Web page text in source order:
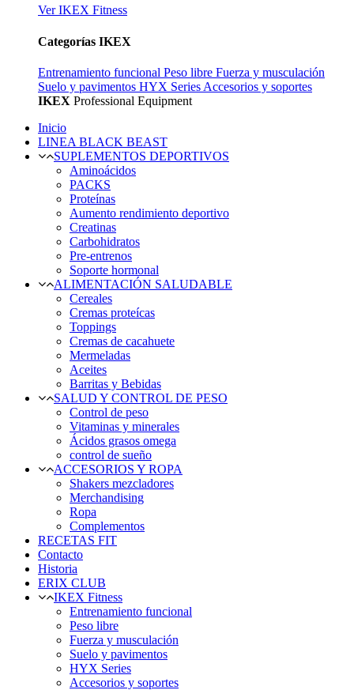
Ver IKEX Fitness
Categorías IKEX
Entrenamiento funcional Peso libre Fuerza y musculación
Suelo y pavimentos HYX Series Accesorios y soportes
IKEX Professional Equipment
Inicio
LINEA BLACK BEAST
SUPLEMENTOS DEPORTIVOS
Aminoácidos
PACKS
Proteínas
Aumento rendimiento deportivo
Creatinas
Carbohidratos
Pre-entrenos
Soporte hormonal
ALIMENTACIÓN SALUDABLE
Cereales
Cremas proteícas
Toppings
Cremas de cacahuete
Mermeladas
Aceites
Barritas y Bebidas
SALUD Y CONTROL DE PESO
Control de peso
Vitaminas y minerales
Ácidos grasos omega
control de sueño
ACCESORIOS Y ROPA
Shakers mezcladores
Merchandising
Ropa
Complementos
RECETAS FIT
Contacto
Historia
ERIX CLUB
IKEX Fitness
Entrenamiento funcional
Peso libre
Fuerza y musculación
Suelo y pavimentos
HYX Series
Accesorios y soportes